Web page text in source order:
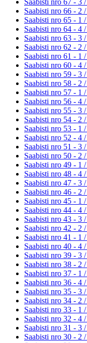
Saabisti nro 67 - 3 /
Saabisti nro 66 - 2 /
Saabisti nro 65 - 1 /
Saabisti nro 64 - 4 /
Saabisti nro 63 - 3 /
Saabisti nro 62 - 2 /
Saabisti nro 61 - 1 /
Saabisti nro 60 - 4 /
Saabisti nro 59 - 3 /
Saabisti nro 58 - 2 /
Saabisti nro 57 - 1 /
Saabisti nro 56 - 4 /
Saabisti nro 55 - 3 /
Saabisti nro 54 - 2 /
Saabisti nro 53 - 1 /
Saabisti nro 52 - 4 /
Saabisti nro 51 - 3 /
Saabisti nro 50 - 2 /
Saabisti nro 49 - 1 /
Saabisti nro 48 - 4 /
Saabisti nro 47 - 3 /
Saabisti nro 46 - 2 /
Saabisti nro 45 - 1 /
Saabisti nro 44 - 4 /
Saabisti nro 43 - 3 /
Saabisti nro 42 - 2 /
Saabisti nro 41 - 1 /
Saabisti nro 40 - 4 /
Saabisti nro 39 - 3 /
Saabisti nro 38 - 2 /
Saabisti nro 37 - 1 /
Saabisti nro 36 - 4 /
Saabisti nro 35 - 3 /
Saabisti nro 34 - 2 /
Saabisti nro 33 - 1 /
Saabisti nro 32 - 4 /
Saabisti nro 31 - 3 /
Saabisti nro 30 - 2 /